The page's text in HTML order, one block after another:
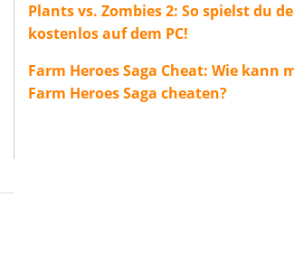
Plants vs. Zombies 2: So spielst du
kostenlos auf dem PC!
Farm Heroes Saga Cheat: Wie kann
Farm Heroes Saga cheaten?